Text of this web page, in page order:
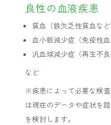
良性の血液疾患
貧血（鉄欠乏性貧血など
血小板減少症（免疫性
汎血球減少症（再生不良
など
※疾患によって必要な検
は現在のデータや症状を
を検討します。